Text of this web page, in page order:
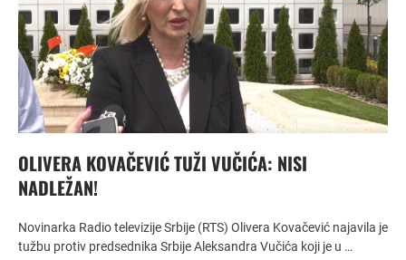
OLIVERA KOVAČEVIĆ TUŽI VUČIĆA: NISI
NADLEŽAN!
Novinarka Radio televizije Srbije (RTS) Olivera Kovačević najavila je
tužbu protiv predsednika Srbije Aleksandra Vučića koji je u …